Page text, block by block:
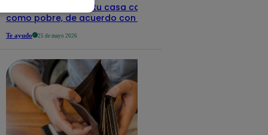
Revisa con tu DNI si tu casa califica
como pobre, de acuerdo con el Sisfoh
Te ayudo 25 de mayo 2026